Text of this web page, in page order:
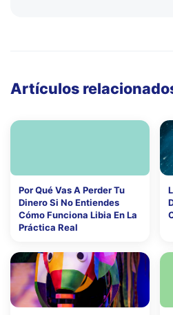
Artículos
Por Qué Vas A Perder Tu
Dinero Si No Entiendes
Cómo Funciona Libia En La
Práctica Real